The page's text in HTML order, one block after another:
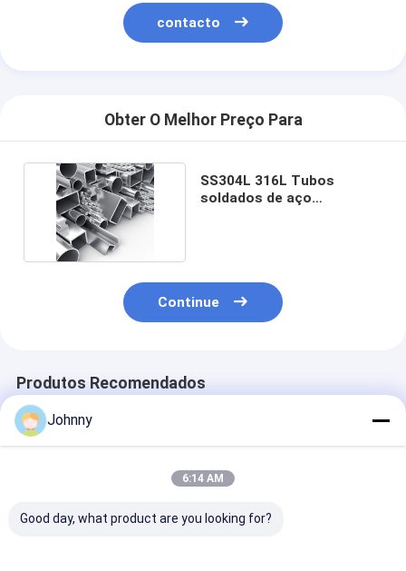
contacto
Obter O Melhor Preço Para
SS304L 316L Tubos
soldados de aço
Continue
Produtos Recomendados
Johnny
6:14 AM
Good day, what product are you looking for?